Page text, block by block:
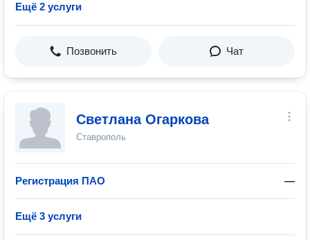
Ещё 2 услуги
Позвонить Чат
Светлана Огаркова
Ставрополь
Регистрация ПАО —
Ещё 3 услуги